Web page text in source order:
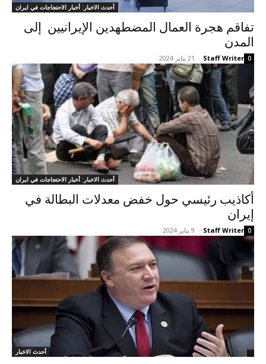
أحدث الاخبار: أخبار الاحتجاجات في ايران
تفاقم هجرة العمال المضطهدين الإيرانيين إلى
المدن
Staff Writer
- 21 يناير 2024 0
أحدث الاخبار: أخبار الاحتجاجات في ايران
أكاذيب رئيسي حول خفض معدلات البطالة في
إيران
Staff Writer
- 9 يناير 2024 0
أحدث الاخبار